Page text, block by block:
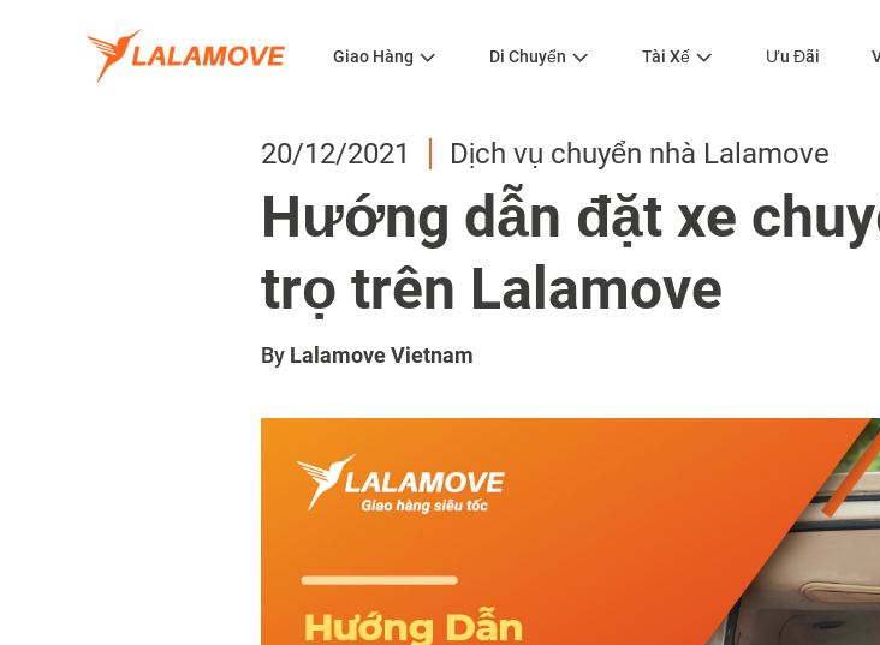
Giao Hàng Di Chuyển Tài Xế Ưu Đãi
20/12/2021 Dịch vụ chuyển nhà Lalamove
Hướng dẫn đặt xe
trọ trên Lalamove
By Lalamove Vietnam